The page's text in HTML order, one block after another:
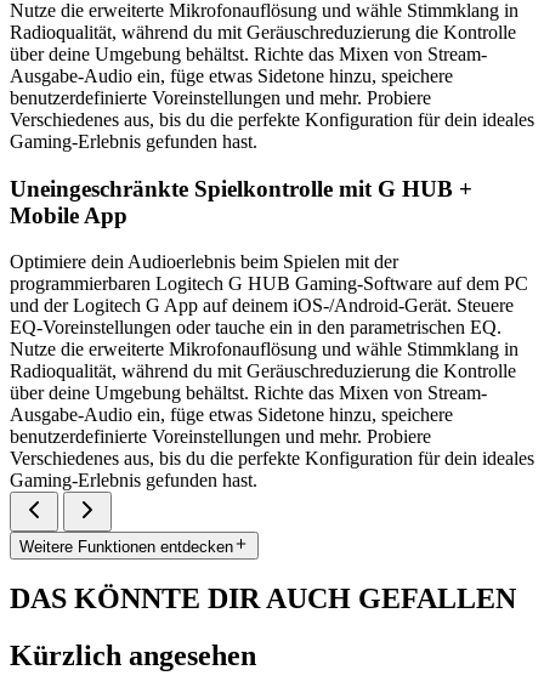
Nutze die erweiterte Mikrofonauflösung und wähle Stimmklang in
Radioqualität, während du mit Geräuschreduzierung die Kontrolle
über deine Umgebung behältst. Richte das Mixen von Stream-
Ausgabe-Audio ein, füge etwas Sidetone hinzu, speichere
benutzerdefinierte Voreinstellungen und mehr. Probiere
Verschiedenes aus, bis du die perfekte Konfiguration für dein ideales
Gaming-Erlebnis gefunden hast.
Uneingeschränkte Spielkontrolle mit G HUB +
Mobile App
Optimiere dein Audioerlebnis beim Spielen mit der
programmierbaren Logitech G HUB Gaming-Software auf dem PC
und der Logitech G App auf deinem iOS-/Android-Gerät. Steuere
EQ-Voreinstellungen oder tauche ein in den parametrischen EQ.
Nutze die erweiterte Mikrofonauflösung und wähle Stimmklang in
Radioqualität, während du mit Geräuschreduzierung die Kontrolle
über deine Umgebung behältst. Richte das Mixen von Stream-
Ausgabe-Audio ein, füge etwas Sidetone hinzu, speichere
benutzerdefinierte Voreinstellungen und mehr. Probiere
Verschiedenes aus, bis du die perfekte Konfiguration für dein ideales
Gaming-Erlebnis gefunden hast.
Weitere Funktionen entdecken
DAS KÖNNTE DIR AUCH GEFALLEN
Kürzlich angesehen